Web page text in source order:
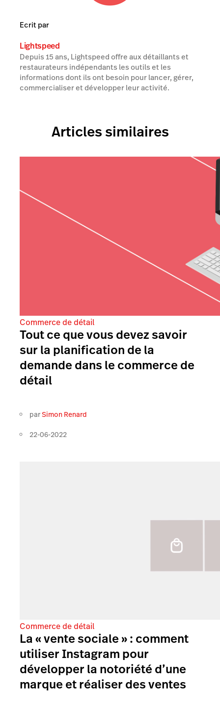
Ecrit par
Lightspeed
Depuis 15 ans, Lightspeed offre aux détaillants et
restaurateurs indépendants les outils et les
informations dont ils ont besoin pour lancer, gérer,
commercialiser et développer leur activité.
Articles similaires
Commerce de détail
Tout ce que vous devez savoir
sur la planification de la
demande dans le commerce de
détail
parSimon Renard
22-06-2022
Commerce de détail
La « vente sociale » : comment
utiliser Instagram pour
développer la notoriété d’une
marque et réaliser des ventes